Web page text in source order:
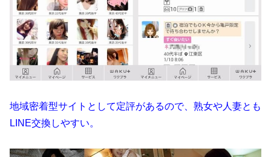
地域密着型サイトとして定評があるので、熟女や人妻とも
LINE交換しやすい。